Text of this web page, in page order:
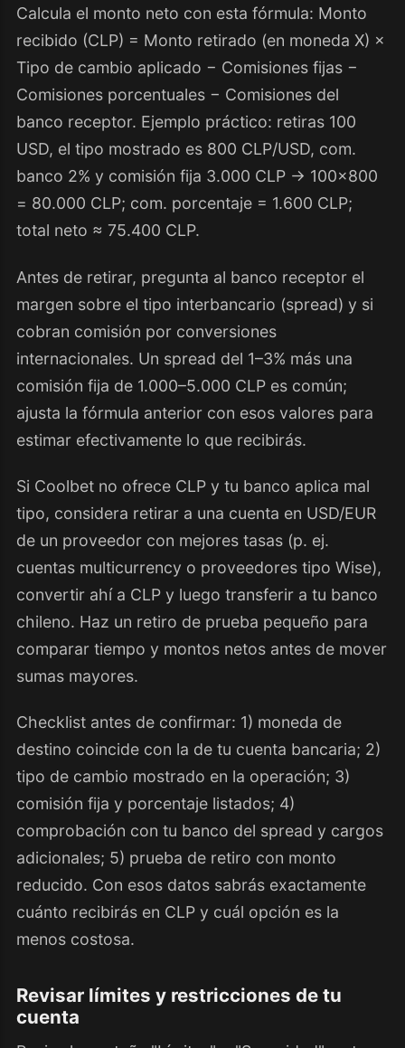
Calcula el monto neto con esta fórmula: Monto
recibido (CLP) = Monto retirado (en moneda X) ×
Tipo de cambio aplicado − Comisiones fijas −
Comisiones porcentuales − Comisiones del
banco receptor. Ejemplo práctico: retiras 100
USD, el tipo mostrado es 800 CLP/USD, com.
banco 2% y comisión fija 3.000 CLP → 100×800
= 80.000 CLP; com. porcentaje = 1.600 CLP;
total neto ≈ 75.400 CLP.
Antes de retirar, pregunta al banco receptor el
margen sobre el tipo interbancario (spread) y si
cobran comisión por conversiones
internacionales. Un spread del 1–3% más una
comisión fija de 1.000–5.000 CLP es común;
ajusta la fórmula anterior con esos valores para
estimar efectivamente lo que recibirás.
Si Coolbet no ofrece CLP y tu banco aplica mal
tipo, considera retirar a una cuenta en USD/EUR
de un proveedor con mejores tasas (p. ej.
cuentas multicurrency o proveedores tipo Wise),
convertir ahí a CLP y luego transferir a tu banco
chileno. Haz un retiro de prueba pequeño para
comparar tiempo y montos netos antes de mover
sumas mayores.
Checklist antes de confirmar: 1) moneda de
destino coincide con la de tu cuenta bancaria; 2)
tipo de cambio mostrado en la operación; 3)
comisión fija y porcentaje listados; 4)
comprobación con tu banco del spread y cargos
adicionales; 5) prueba de retiro con monto
reducido. Con esos datos sabrás exactamente
cuánto recibirás en CLP y cuál opción es la
menos costosa.
Revisar límites y restricciones de tu
cuenta